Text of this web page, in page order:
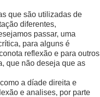
que são utilizadas de
diferentes,
passar, uma
para alguns é
reflexão e para outros
que não deseja que as
a díade direita e
e analises, por parte